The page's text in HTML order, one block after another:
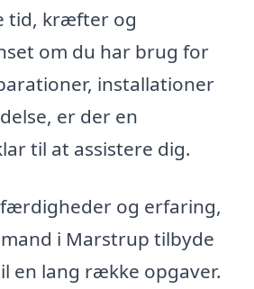
tid, kræfter og
om du har brug for
installationer
er der en
til at assistere dig.
og erfaring,
i Marstrup tilbyde
en lang række opgaver.